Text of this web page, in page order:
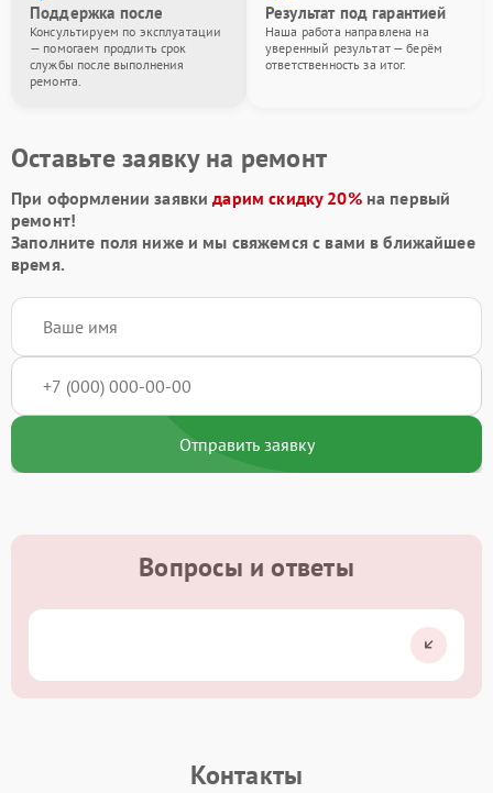
Поддержка после
Консультируем по эксплуатации
— помогаем продлить срок
службы после выполнения
ремонта.
Результат под гарантией
Наша работа направлена на
уверенный результат — берём
ответственность за итог.
Оставьте заявку на ремонт
При оформлении заявкидарим скидку 20%на первый
ремонт!
Заполните поля ниже и мы свяжемся с вами в ближайшее
время.
Отправить заявку
Вопросы и ответы
Контакты